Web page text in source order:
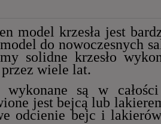
model krzesła jest
do nowoczesnych
solidne krzesło
przez wiele lat.
są w
jest bejcą lub
odcienie bejc i